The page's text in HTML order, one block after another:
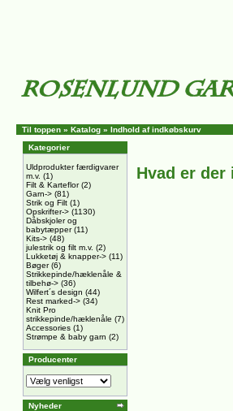
Til toppen » Katalog » Indhold af indkøbskurv
Kategorier
Uldprodukter færdigvarer
m.v. (1)
Filt & Karteflor(2)
Garn-> (81)
Strik og Filt (1)
Opskrifter-> (1130)
Dåbskjoler og
babytæpper(11)
Kits-> (48)
julestrik og filt m.v. (2)
Lukketøj & knapper-> (11)
Bøger(6)
Strikkepinde/hæklenåle &
tilbehø-> (36)
Wilfert´s design (44)
Rest marked-> (34)
Knit Pro
strikkepinde/hæklenåle (7)
Accessories (1)
Strømpe & baby garn (2)
Producenter
Nyheder
Hvad er